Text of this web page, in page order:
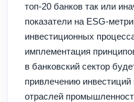
топ-20 банков так или
показатели на ESG-
инвестиционных
имплементация
в банковский сектор
привлечению инвестиций
отраслей